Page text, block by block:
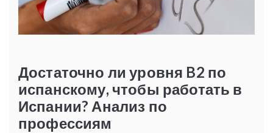
Достаточно ли уровня B2 по
испанскому, чтобы работать в
Испании? Анализ по
профессиям